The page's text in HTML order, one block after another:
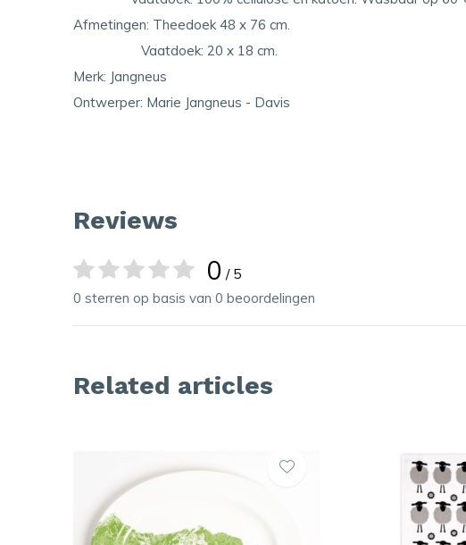
Afmetingen: Theedoek 48 x 76 cm.
Vaatdoek: 20 x 18 cm.
Merk: Jangneus
Ontwerper: Marie Jangneus - Davis
Reviews
0 / 5
0 sterren op basis van 0 beoordelingen
Related articles